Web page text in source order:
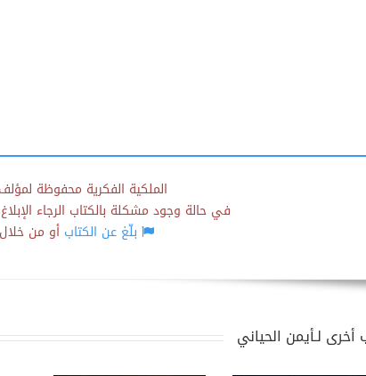
الملكية الفكرية محفوظة
في حالة وجود مشكلة بالكتاب الرجاء
بلّغ عن الكتابأو من خلال
لـأيمن الحياني